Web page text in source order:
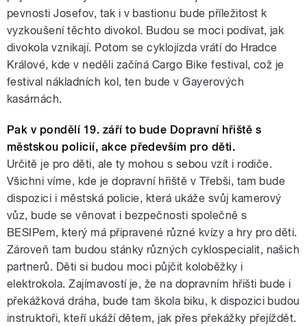
pevnosti Josefov, tak i v bastionu bude příležitost k
vyzkoušení těchto divokol. Budou se moci podívat, jak
divokola vznikají. Potom se cyklojízda vrátí do Hradce
Králové, kde v neděli začíná Cargo Bike festival, což je
festival nákladních kol, ten bude v Gayerových
kasárnách.
Pak v pondělí 19. září to bude Dopravní hřiště s
městskou policií, akce především pro děti.
Určitě je pro děti, ale ty mohou s sebou vzít i rodiče.
Všichni víme, kde je dopravní hřiště v Třebši, tam bude
dispozici i městská policie, která ukáže svůj kamerový
vůz, bude se věnovat i bezpečnosti společně s
BESIPem, který má připravené různé kvízy a hry pro děti.
Zároveň tam budou stánky různých cyklospecialit, našich
partnerů. Děti si budou moci půjčit koloběžky i
elektrokola. Zajímavostí je, že na dopravním hřišti bude i
překážková dráha, bude tam škola biku, k dispozici budou
instruktoři, kteří ukáží dětem, jak přes překážky přejíždět.